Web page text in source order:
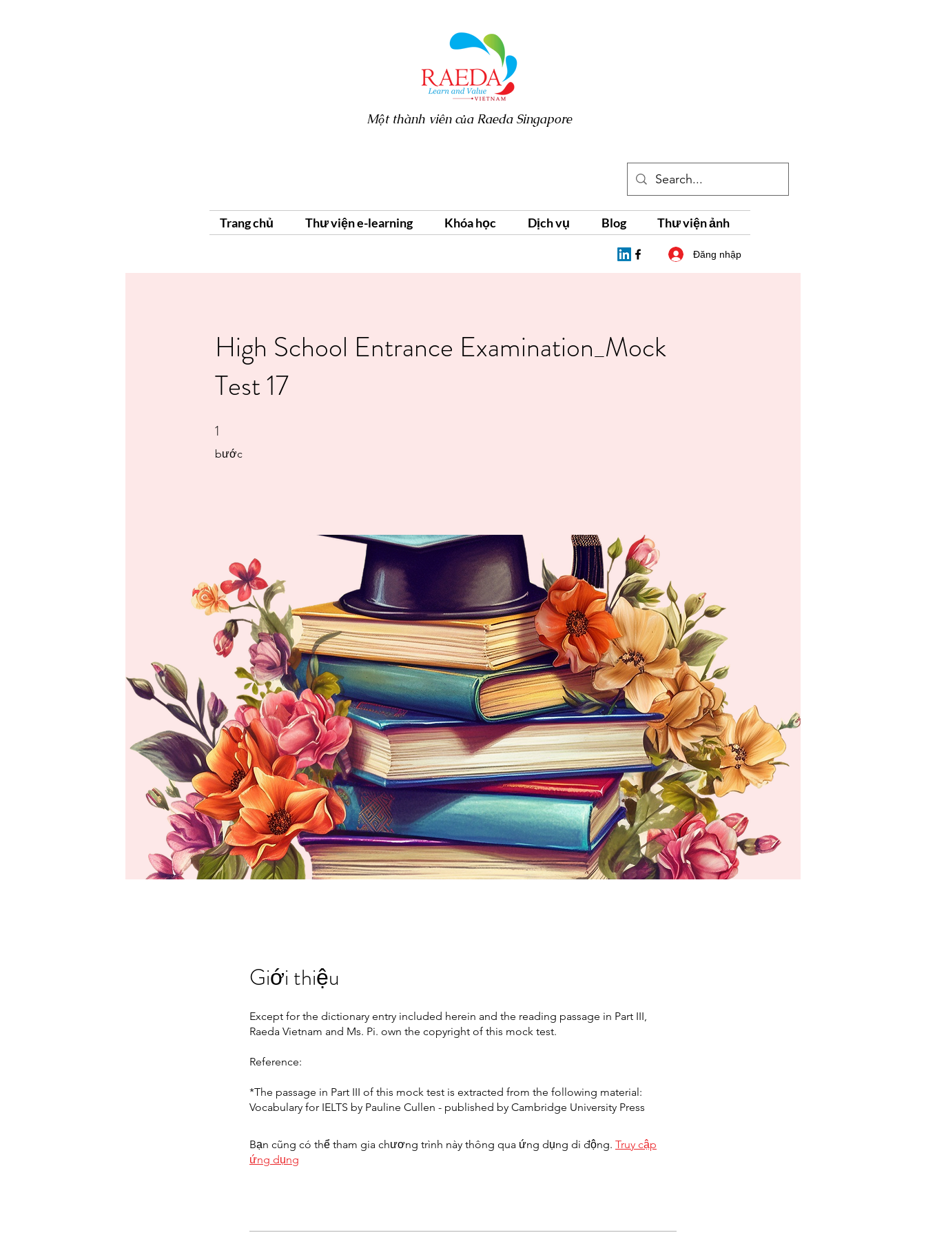
Một thành viên của Raeda Singapore
Trang chủ Thư viện e-learning Khóa học Dịch vụ Blog Thư viện ảnh
Đăng nhập
High School Entrance Examination_Mock
Test 17
1
bước
1 bước
Giới thiệu
Except for the dictionary entry included herein and the reading passage in Part III,
Raeda Vietnam and Ms. Pi. own the copyright of this mock test.
Reference:
*The passage in Part III of this mock test is extracted from the following material:
Vocabulary for IELTS by Pauline Cullen - published by Cambridge University Press
Bạn cũng có thể tham gia chương trình này thông qua ứng dụng di động. Truy cập
ứng dụng